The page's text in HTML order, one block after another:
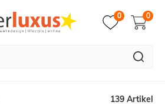
0 0
139 Artikel